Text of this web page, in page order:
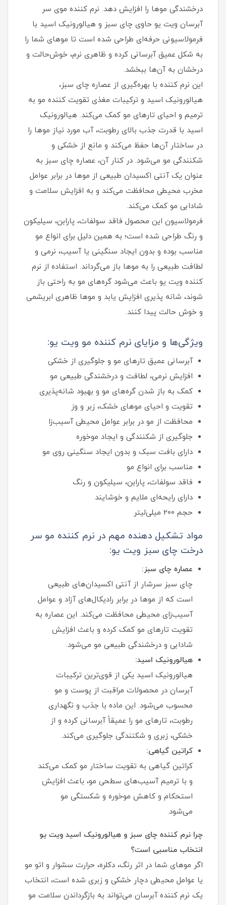
درخشندگی موها را افزایش دهد. نرم کننده موی سر
آبرسان ویت یو حاوی چای سبز و هیالورونیک اسید با
فرمولاسیونی حرفه‌ای طراحی شده است تا موهای شما را
به شکل عمیق آبرسانی کرده و ظاهری نرم، خوش‌حالت و
درخشان به آن‌ها ببخشد.
این نرم کننده با بهره‌گیری از عصاره چای سبز،
هیالورونیک اسید و ترکیبات مغذی تقویت کننده مو به
ترمیم و احیای تارهای مو کمک می‌کند. هیالورونیک
اسید با قدرت جذب بالای رطوبت، آب مورد نیاز موها را
در ساختار آن‌ها حفظ می‌کند و مانع از خشکی و
شکنندگی مو می‌شود. در کنار آن، عصاره چای سبز به
عنوان یک آنتی اکسیدان طبیعی از موها در برابر عوامل
مخرب محیطی محافظت می‌کند و به افزایش سلامت و
شادابی مو کمک می‌کند.
فرمولاسیون این محصول فاقد سولفات، پارابن، سیلیکون
و رنگ طراحی شده است؛ به همین دلیل برای انواع مو
مناسب بوده و بدون ایجاد سنگینی یا آسیب، نرمی و
لطافت طبیعی را به موها باز می‌گرداند. استفاده از نرم
کننده ویت یو باعث می‌شود گره‌های مو به راحتی باز
شوند، شانه پذیری افزایش یابد و موها ظاهری ابریشمی
و خوش حالت پیدا کنند.
ویژگی‌ها و مزایای نرم کننده مو ویت یو:
آبرسانی عمیق تارهای مو و جلوگیری از خشکی
افزایش نرمی، لطافت و درخشندگی طبیعی مو
کمک به باز شدن گره‌های مو و بهبود شانه‌پذیری
تقویت و احیای موهای خشک، زبر و وز
محافظت از مو در برابر عوامل محیطی آسیب‌زا
جلوگیری از شکنندگی و ایجاد موخوره
دارای بافت سبک و بدون ایجاد سنگینی روی مو
مناسب برای انواع مو
فاقد سولفات، پارابن، سیلیکون و رنگ
دارای رایحه‌ای ملایم و خوشایند
حجم 200 میلی‌لیتر
مواد تشکیل دهنده مهم در نرم کننده مو سر
درخت چای سبز ویت یو:
عصاره چای سبز:
چای سبز سرشار از آنتی اکسیدان‌های طبیعی
است که از موها در برابر رادیکال‌های آزاد و عوامل
آسیب‌زای محیطی محافظت می‌کند. این عصاره به
تقویت تارهای مو کمک کرده و باعث افزایش
شادابی و درخشندگی طبیعی مو می‌شود.
هیالورونیک اسید:
هیالورونیک اسید یکی از قوی‌ترین ترکیبات
آبرسان در محصولات مراقبت از پوست و مو
محسوب می‌شود. این ماده با جذب و نگهداری
رطوبت، تارهای مو را عمیقاً آبرسانی کرده و از
خشکی، زبری و شکنندگی جلوگیری می‌کند.
کراتین گیاهی:
کراتین گیاهی به تقویت ساختار مو کمک می‌کند
و با ترمیم آسیب‌های سطحی مو، باعث افزایش
استحکام و کاهش موخوره و شکستگی مو
می‌شود.
چرا نرم کننده چای سبز و هیالورونیک اسید ویت یو
انتخاب مناسبی است؟
اگر موهای شما در اثر رنگ، دکلره، حرارت سشوار و اتو مو
یا عوامل محیطی دچار خشکی و زبری شده است، انتخاب
یک نرم کننده آبرسان می‌تواند به بازگرداندن سلامت مو